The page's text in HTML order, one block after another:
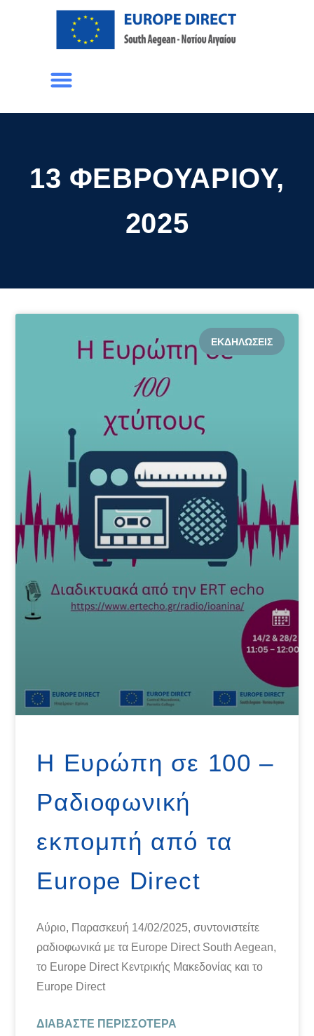
13 ΦΕΒΡΟΥΑΡΊΟΥ,
2025
ΕΚΔΗΛΏΣΕΙΣ
Η Ευρώπη σε 100 –
Ραδιοφωνική
εκπομπή από τα
Europe Direct
Αύριο, Παρασκευή 14/02/2025, συντονιστείτε
ραδιοφωνικά με τα Europe Direct South Aegean,
το Europe Direct Κεντρικής Μακεδονίας και το
Europe Direct
ΔΙΑΒΆΣΤΕ ΠΕΡΙΣΣΌΤΕΡΑ